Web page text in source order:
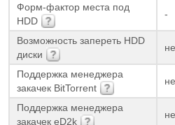
Форм-фактор места под
HDD
-
Возможность запереть HDD
диски
Поддержка менеджера
закачек BitTorrent
Поддержка менеджера
закачек eD2k